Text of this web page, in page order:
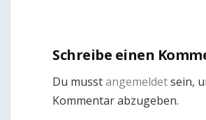
Schreibe einen
Du musstangemeldetsein,
Kommentar abzugeben.